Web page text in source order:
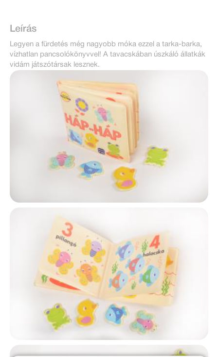
Leírás
Legyen a fürdetés még nagyobb móka ezzel a tarka-barka,
vízhatlan pancsolókönyvvel! A tavacskában úszkáló állatkák
vidám játszótársak lesznek.